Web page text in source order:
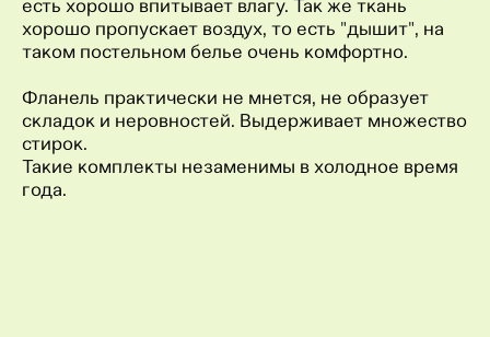
есть хорошо впитывает влагу. Так же ткань
хорошо пропускает воздух, то есть "дышит", на
таком постельном белье очень комфортно.
Фланель практически не мнется, не образует
складок и неровностей. Выдерживает множество
стирок.
Такие комплекты незаменимы в холодное время
года.